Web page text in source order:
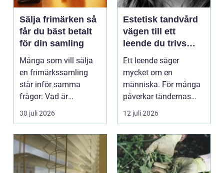
Sälja frimärken så
får du bäst betalt
för din samling
Många som vill sälja
en frimärkssamling
står inför samma
frågor: Vad är
samlingen värd? Var
vänder m...
30 juli 2026
Estetisk tandvård
vägen till ett
leende du trivs
med
Ett leende säger
mycket om en
människa. För många
påverkar tändernas
utseende både
självförtroendet ...
12 juli 2026